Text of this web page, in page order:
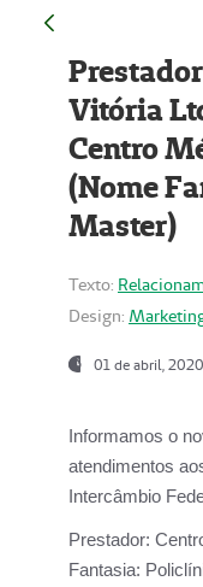
Vitória
Centro
(Nome
Master)
Texto:
Design:
01 de abril, 2020
Informamos o
atendimentos
Intercâmbio
Prestador:
Fantasia: